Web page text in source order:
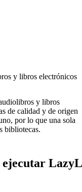
y libros electrónicos
y libros
de calidad y de origen
por lo que una sola
bibliotecas.
ejecutar